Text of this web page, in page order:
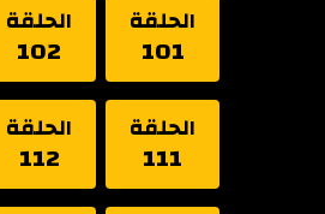
الحلقة
101
الحلقة
102
الحلقة
111
الحلقة
112